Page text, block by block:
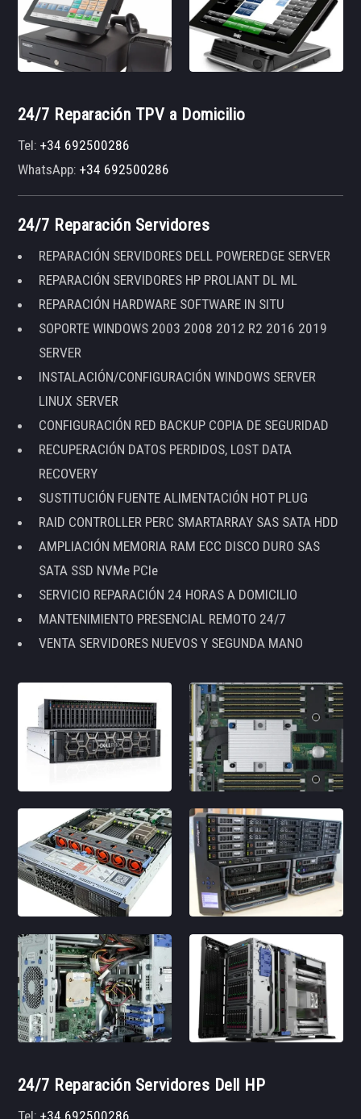
24/7 Reparación TPV a Domicilio
Tel:+34 692500286
WhatsApp:+34 692500286
24/7 Reparación Servidores
REPARACIÓN SERVIDORES DELL POWEREDGE SERVER
REPARACIÓN SERVIDORES HP PROLIANT DL ML
REPARACIÓN HARDWARE SOFTWARE IN SITU
SOPORTE WINDOWS 2003 2008 2012 R2 2016 2019
SERVER
INSTALACIÓN/CONFIGURACIÓN WINDOWS SERVER
LINUX SERVER
CONFIGURACIÓN RED BACKUP COPIA DE SEGURIDAD
RECUPERACIÓN DATOS PERDIDOS, LOST DATA
RECOVERY
SUSTITUCIÓN FUENTE ALIMENTACIÓN HOT PLUG
RAID CONTROLLER PERC SMARTARRAY SAS SATA HDD
AMPLIACIÓN MEMORIA RAM ECC DISCO DURO SAS
SATA SSD NVMe PCIe
SERVICIO REPARACIÓN 24 HORAS A DOMICILIO
MANTENIMIENTO PRESENCIAL REMOTO 24/7
VENTA SERVIDORES NUEVOS Y SEGUNDA MANO
24/7 Reparación Servidores Dell HP
Tel:+34 692500286